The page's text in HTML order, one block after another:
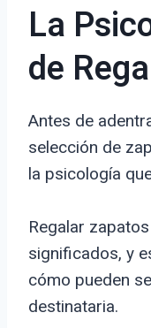
La
de
Antes de
selección de
la psicología
Regalar
significados, y
cómo pueden
destinataria.